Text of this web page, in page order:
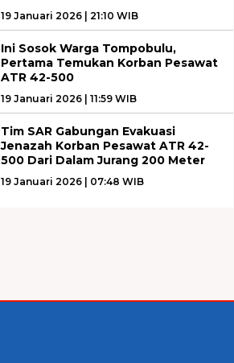
19 Januari 2026 | 21:10 WIB
Ini Sosok Warga Tompobulu,
Pertama Temukan Korban Pesawat
ATR 42-500
19 Januari 2026 | 11:59 WIB
Tim SAR Gabungan Evakuasi
Jenazah Korban Pesawat ATR 42-
500 Dari Dalam Jurang 200 Meter
19 Januari 2026 | 07:48 WIB